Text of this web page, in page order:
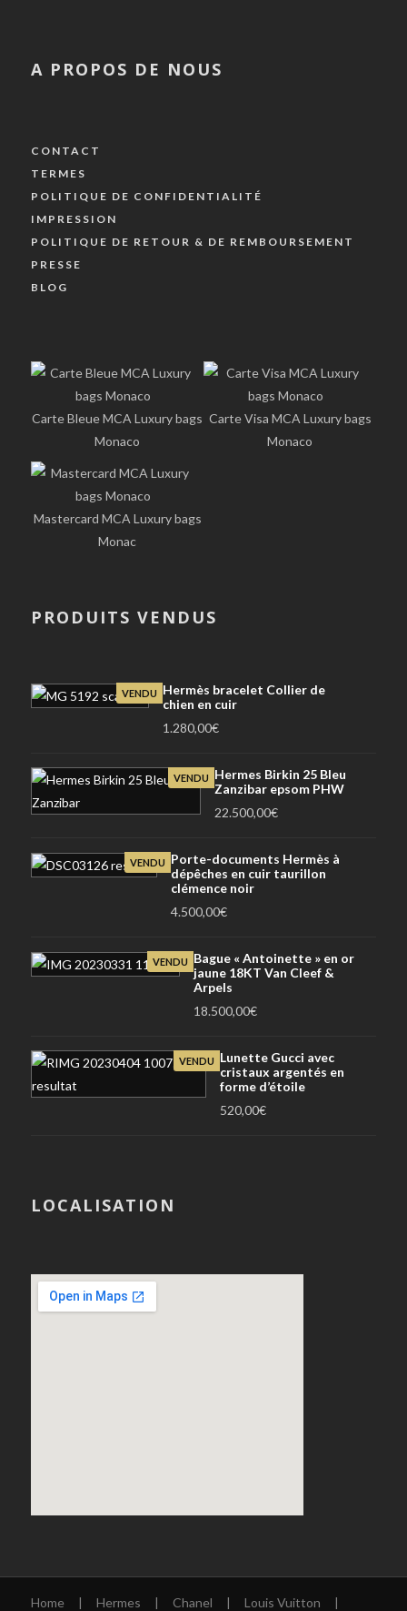
A PROPOS DE NOUS
CONTACT
TERMES
POLITIQUE DE CONFIDENTIALITÉ
IMPRESSION
POLITIQUE DE RETOUR & DE REMBOURSEMENT
PRESSE
BLOG
Carte Bleue MCA Luxury bags
Monaco
Carte Visa MCA Luxury bags
Monaco
Mastercard MCA Luxury bags
Monac
PRODUITS VENDUS
VENDU
Hermès bracelet Collier de
chien en cuir
1.280,00€
VENDU
Hermes Birkin 25 Bleu
Zanzibar epsom PHW
22.500,00€
VENDU
Porte-documents Hermès à
dépêches en cuir taurillon
clémence noir
4.500,00€
VENDU
Bague « Antoinette » en or
jaune 18KT Van Cleef &
Arpels
18.500,00€
VENDU
Lunette Gucci avec
cristaux argentés en
forme d’étoile
520,00€
LOCALISATION
Home | Hermes | Chanel | Louis Vuitton |